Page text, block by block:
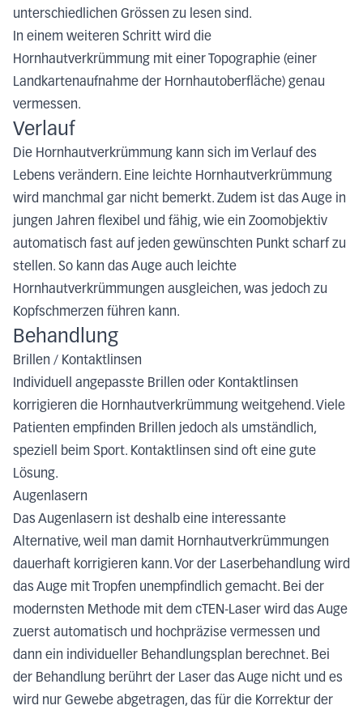
unterschiedlichen Grössen zu lesen sind.
In einem weiteren Schritt wird die
Hornhautverkrümmung mit einer Topographie (einer
Landkartenaufnahme der Hornhautoberfläche) genau
vermessen.
Verlauf
Die Hornhautverkrümmung kann sich im Verlauf des
Lebens verändern. Eine leichte Hornhautverkrümmung
wird manchmal gar nicht bemerkt. Zudem ist das Auge in
jungen Jahren flexibel und fähig, wie ein Zoomobjektiv
automatisch fast auf jeden gewünschten Punkt scharf zu
stellen. So kann das Auge auch leichte
Hornhautverkrümmungen ausgleichen, was jedoch zu
Kopfschmerzen führen kann.
Behandlung
Brillen / Kontaktlinsen
Individuell angepasste Brillen oder Kontaktlinsen
korrigieren die Hornhautverkrümmung weitgehend. Viele
Patienten empfinden Brillen jedoch als umständlich,
speziell beim Sport. Kontaktlinsen sind oft eine gute
Lösung.
Augenlasern
Das Augenlasern ist deshalb eine interessante
Alternative, weil man damit Hornhautverkrümmungen
dauerhaft korrigieren kann. Vor der Laserbehandlung wird
das Auge mit Tropfen unempfindlich gemacht. Bei der
modernsten Methode mit dem cTEN-Laser wird das Auge
zuerst automatisch und hochpräzise vermessen und
dann ein individueller Behandlungsplan berechnet. Bei
der Behandlung berührt der Laser das Auge nicht und es
wird nur Gewebe abgetragen, das für die Korrektur der